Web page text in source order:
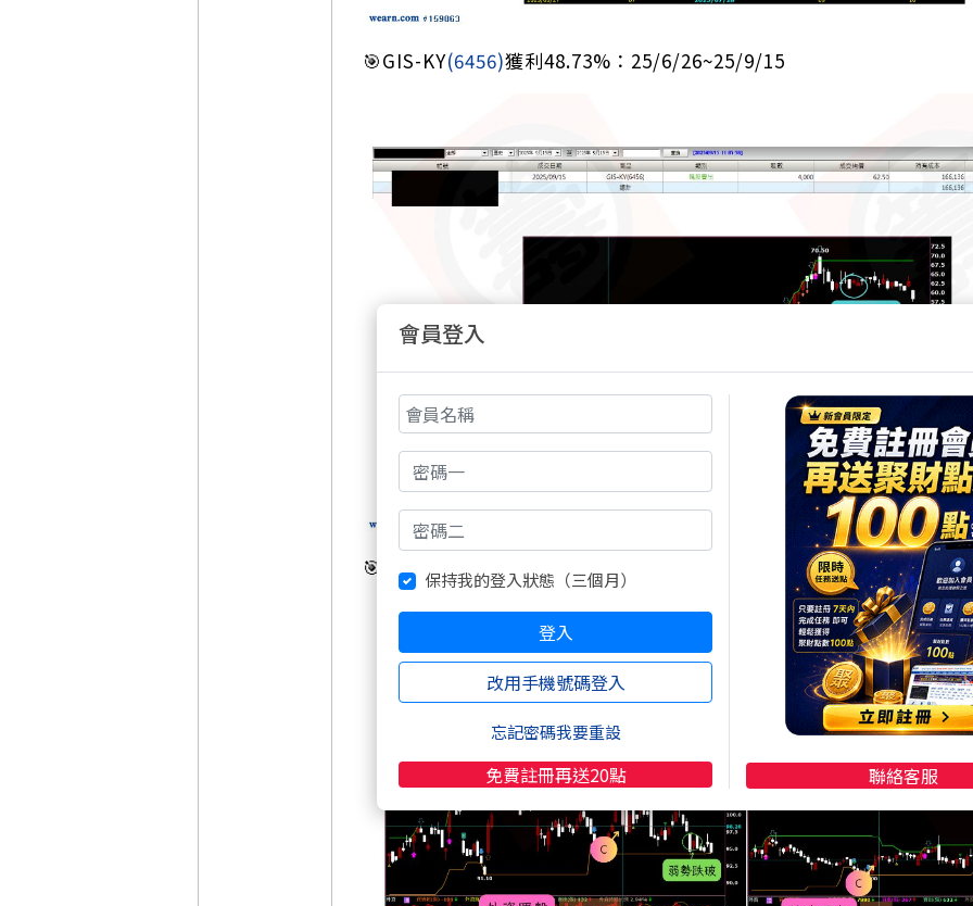
🎯GIS-KY(6456)獲利48.73%：25/6/26~25/9/15
🎯振曜 (6143)獲利23.31%：25/7/17~25/10/1；台星科(3265)虧損
會員登入
保持我的登入狀態（三個月）
登入
改用手機號碼登入
忘記密碼我要重設
免費註冊再送20點 聯絡客服